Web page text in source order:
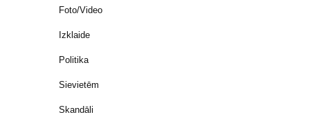
Foto/Video
Izklaide
Politika
Sievietēm
Skandāli